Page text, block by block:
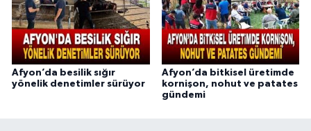
Afyon’da besilik sığır
yönelik denetimler sürüyor
Afyon’da bitkisel üretimde
kornişon, nohut ve patates
gündemi